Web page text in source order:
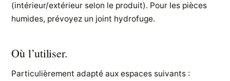
(intérieur/extérieur selon le produit). Pour les pièces
humides, prévoyez un joint hydrofuge.
Où l’utiliser.
Particulièrement adapté aux espaces suivants :